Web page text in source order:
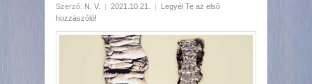
Szerző: N. V. | 2021.10.21. |
Legyél Te az első
hozzászóló!